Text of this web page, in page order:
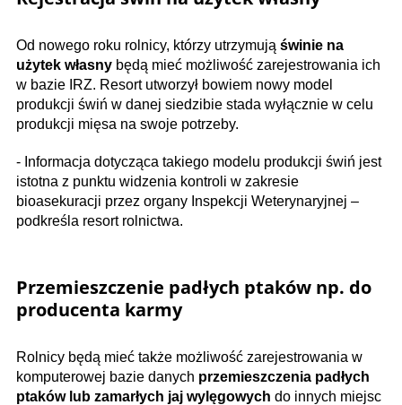
Od nowego roku rolnicy, którzy utrzymują świnie na
użytek własny będą mieć możliwość zarejestrowania ich
w bazie IRZ. Resort utworzył bowiem nowy model
produkcji świń w danej siedzibie stada wyłącznie w celu
produkcji mięsa na swoje potrzeby.
- Informacja dotycząca takiego modelu produkcji świń jest
istotna z punktu widzenia kontroli w zakresie
bioasekuracji przez organy Inspekcji Weterynaryjnej –
podkreśla resort rolnictwa.
Przemieszczenie padłych ptaków np. do
producenta karmy
Rolnicy będą mieć także możliwość zarejestrowania w
komputerowej bazie danych przemieszczenia padłych
ptaków lub zamarłych jaj wylęgowych do innych miejsc